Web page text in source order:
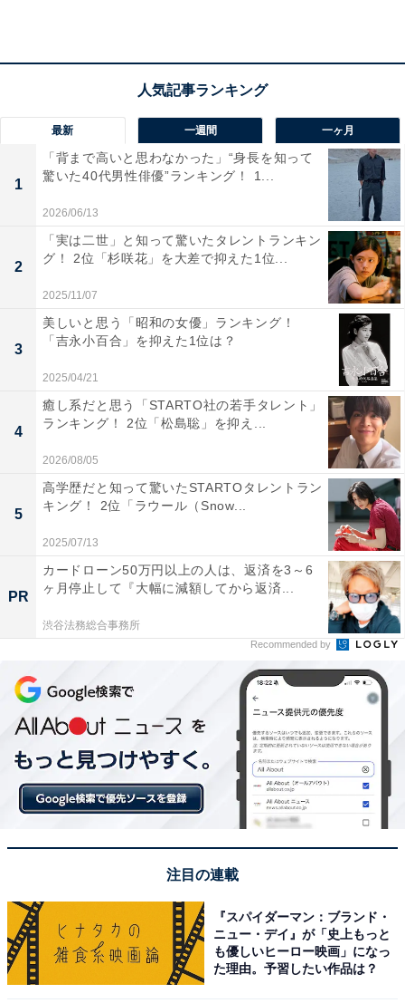
近い平均生活費ということになります。
回答者に、実家を出る予定について聞くと「なし」と回
答。また、恋愛や結婚願望については「どちらともいえ
ない」とし、「今までに何回か失敗しているから」と話
「収入が少なく家賃を払って一人暮らしをするに
は少し」
現在、実家暮らしを選択している理由は「両親とも高齢
なので一緒に暮らしている方が良いと思うから」と回
さらに、「それと自分の収入が少なく家賃を払って一人
暮らしをするには少しキビしいとも思います。少ない家
族なので敢えて別々に暮らす事は合理的とは思えないの
で」と続け、実家で暮らす意義を語りました。
両親の今後の世話をするために実家暮らしを選択してい
うです。また、家族仲の良さもうかがえるため、実家暮
らしには大きなメリットがあると感じられます。
共同生活や経済面など含め、現在の悩みは“特にな
し”
最新 一週間 一ヶ月
1
「背まで高いと思わなかった」“身長を知って
驚いた40代男性俳優”ランキング！ 1...
2026/06/13
2
「実は二世」と知って驚いたタレントランキン
グ！ 2位「杉咲花」を大差で抑えた1位...
2025/11/07
3
美しいと思う「昭和の女優」ランキング！
「吉永小百合」を抑えた1位は？
2025/04/21
4
癒し系だと思う「STARTO社の若手タレント」
ランキング！ 2位「松島聡」を抑え...
2026/08/05
5
高学歴だと知って驚いたSTARTOタレントラン
キング！ 2位「ラウール（Snow...
2025/07/13
PR
カードローン50万円以上の人は、返済を3～6
ヶ月停止して『大幅に減額してから返済...
渋谷法務総合事務所
Recommended by
注目の連載
『スパイダーマン：ブランド・
ニュー・デイ』が「史上もっと
も優しいヒーロー映画」になっ
た理由。予習したい作品は？